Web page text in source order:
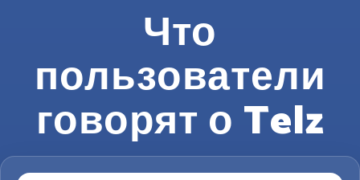
Что
пользователи
говорят о Telz